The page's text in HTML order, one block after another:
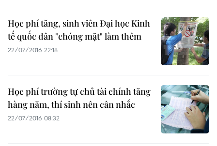
Học phí tăng, sinh viên Đại học Kinh
tế quốc dân "chóng mặt" làm thêm
22/07/2016 22:18
Học phí trường tự chủ tài chính tăng
hàng năm, thí sinh nên cân nhắc
22/07/2016 08:32